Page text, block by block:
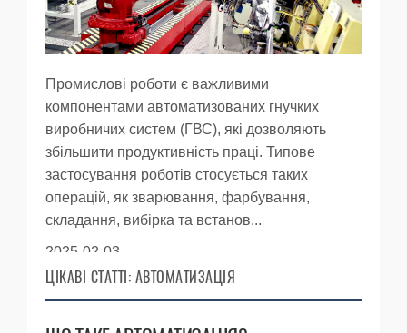
Промислові роботи є важливими
компонентами автоматизованих гнучких
виробничих систем (ГВС), які дозволяють
збільшити продуктивність праці. Типове
застосування роботів стосується таких
операцій, як зварювання, фарбування,
складання, вибірка та встанов...
2025-02-03
ЦІКАВІ СТАТТІ: АВТОМАТИЗАЦІЯ